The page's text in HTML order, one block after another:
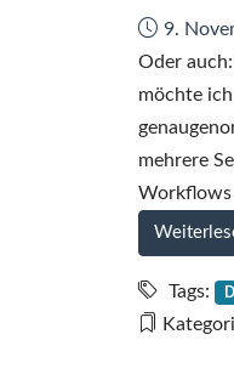
Datum:
9.
Oder
möchte
mehrere
Workflows
Tags: